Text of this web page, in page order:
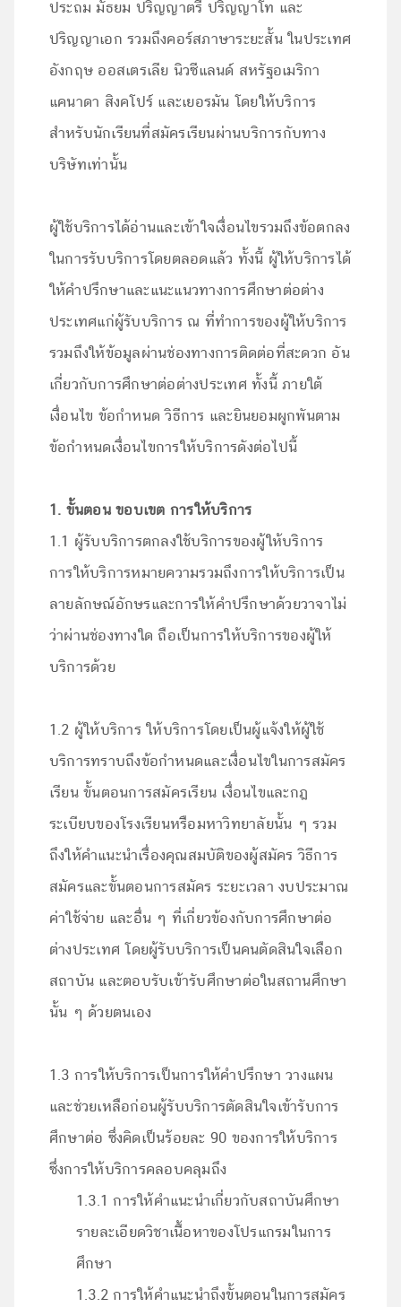
ประถม มัธยม ปริญญาตรี ปริญญาโท และ
ปริญญาเอก รวมถึงคอร์สภาษาระยะสั้น ในประเทศ
อังกฤษ ออสเตรเลีย นิวซีแลนด์ สหรัฐอเมริกา
แคนาดา สิงคโปร์ และเยอรมัน โดยให้บริการ
สำหรับนักเรียนที่สมัครเรียนผ่านบริการกับทาง
บริษัทเท่านั้น
ผู้ใช้บริการได้อ่านและเข้าใจเงื่อนไขรวมถึงข้อตกลง
ในการรับบริการโดยตลอดแล้ว ทั้งนี้ ผู้ให้บริการได้
ให้คำปรึกษาและแนะแนวทางการศึกษาต่อต่าง
ประเทศแก่ผู้รับบริการ ณ ที่ทำการของผู้ให้บริการ
รวมถึงให้ข้อมูลผ่านช่องทางการติดต่อที่สะดวก อัน
เกี่ยวกับการศึกษาต่อต่างประเทศ ทั้งนี้ ภายใต้
เงื่อนไข ข้อกำหนด วิธีการ และยินยอมผูกพันตาม
ข้อกำหนดเงื่อนไขการให้บริการดังต่อไปนี้
1. ขั้นตอน ขอบเขต การให้บริการ
1.1 ผู้รับบริการตกลงใช้บริการของผู้ให้บริการ
การให้บริการหมายความรวมถึงการให้บริการเป็น
ลายลักษณ์อักษรและการให้คำปรึกษาด้วยวาจาไม่
ว่าผ่านช่องทางใด ถือเป็นการให้บริการของผู้ให้
บริการด้วย
1.2 ผู้ให้บริการ ให้บริการโดยเป็นผู้แจ้งให้ผู้ใช้
บริการทราบถึงข้อกำหนดและเงื่อนไขในการสมัคร
เรียน ขั้นตอนการสมัครเรียน เงื่อนไขและกฎ
ระเบียบของโรงเรียนหรือมหาวิทยาลัยนั้น ๆ รวม
ถึงให้คำแนะนำเรื่องคุณสมบัติของผู้สมัคร วิธีการ
สมัครและขั้นตอนการสมัคร ระยะเวลา งบประมาณ
ค่าใช้จ่าย และอื่น ๆ ที่เกี่ยวข้องกับการศึกษาต่อ
ต่างประเทศ โดยผู้รับบริการเป็นคนตัดสินใจเลือก
สถาบัน และตอบรับเข้ารับศึกษาต่อในสถานศึกษา
นั้น ๆ ด้วยตนเอง
1.3 การให้บริการเป็นการให้คำปรึกษา วางแผน
และช่วยเหลือก่อนผู้รับบริการตัดสินใจเข้ารับการ
ศึกษาต่อ ซึ่งคิดเป็นร้อยละ 90 ของการให้บริการ
ซึ่งการให้บริการคลอบคลุมถึง
1.3.1 การให้คำแนะนำเกี่ยวกับสถาบันศึกษา
รายละเอียดวิชาเนื้อหาของโปรแกรมในการ
ศึกษา
1.3.2 การให้คำแนะนำถึงขั้นตอนในการสมัคร